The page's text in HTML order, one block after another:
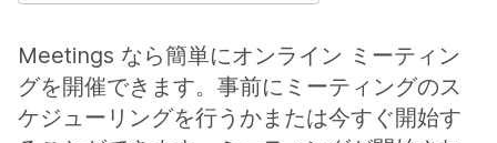
Meetings なら簡単にオンライン ミーティン
グを開催できます。事前にミーティングのス
ケジューリングを行うかまたは今すぐ開始す